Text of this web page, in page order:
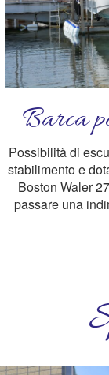
Barca
Possibilità di
stabilimento e
Boston Waler
passare una